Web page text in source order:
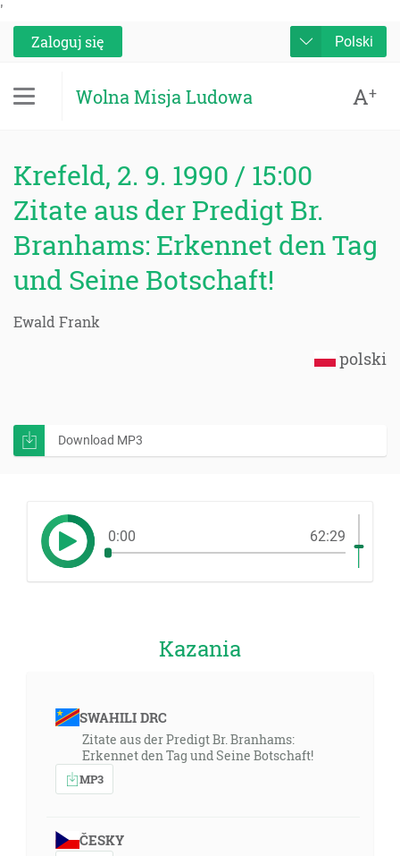
'
Zaloguj się
Polski
Wolna Misja Ludowa A+
Krefeld, 2. 9. 1990 / 15:00
Zitate aus der Predigt Br.
Branhams: Erkennet den Tag
und Seine Botschaft!
Ewald Frank
polski
Download MP3
0:00 62:29
Kazania
SWAHILI DRC
Zitate aus der Predigt Br. Branhams:
Erkennet den Tag und Seine Botschaft!
MP3
ČESKY